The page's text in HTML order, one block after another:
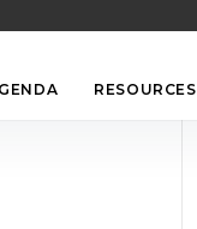
RESOURCES